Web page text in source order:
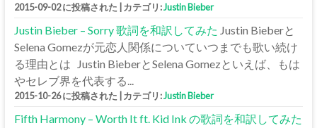
2015-09-02 に投稿された カテゴリ:Justin Bieber
Justin Bieber – Sorry 歌詞を和訳してみた Justin Bieberと
Selena Gomezが元恋人関係についていつまでも歌い続け
る理由とは Justin BieberとSelena Gomezといえば、もは
やセレブ界を代表する...
2015-10-26 に投稿された カテゴリ:Justin Bieber
Fifth Harmony – Worth It ft. Kid Ink の歌詞を和訳してみた